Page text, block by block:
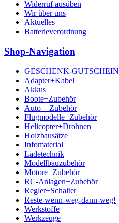
Widerruf ausüben
Wir über uns
Aktuelles
Batterieverordnung
Shop-Navigation
GESCHENK-GUTSCHEIN
Adapter+Kabel
Akkus
Boote+Zubehör
Auto + Zubehör
Flugmodelle+Zubehör
Helicopter+Drohnen
Holzbausätze
Infomaterial
Ladetechnik
Modellbauzubehör
Motore+Zubehör
RC-Anlagen+Zubehör
Regler+Schalter
Reste-wenn-weg-dann-weg!
Werkstoffe
Werkzeuge